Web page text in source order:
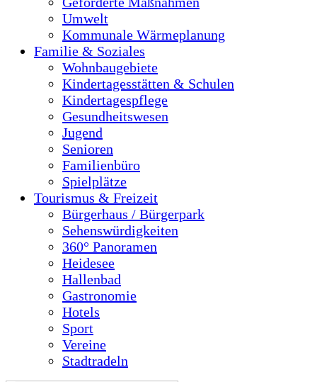
Umwelt
Kommunale Wärmeplanung
Familie & Soziales
Wohnbaugebiete
Kindertagesstätten & Schulen
Kindertagespflege
Gesundheitswesen
Jugend
Senioren
Familienbüro
Spielplätze
Tourismus & Freizeit
Bürgerhaus / Bürgerpark
Sehenswürdigkeiten
360° Panoramen
Heidesee
Hallenbad
Gastronomie
Hotels
Sport
Vereine
Stadtradeln